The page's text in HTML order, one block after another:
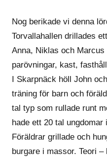
Nog berikade vi denna
Torvallahallen drillades
Anna, Niklas och
parövningar, kast,
I Skarpnäck höll John
träning för barn och
tal typ som rullade runt
hade ett 20 tal ungdomar
Föräldrar grillade och
burgare i massor. Teori